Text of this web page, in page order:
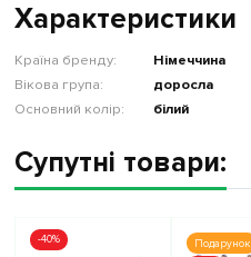
Характеристики
Країна бренду:
Німеччина
Вікова група:
доросла
Основний колір:
білий
Супутні товари:
-40%
Подарунок